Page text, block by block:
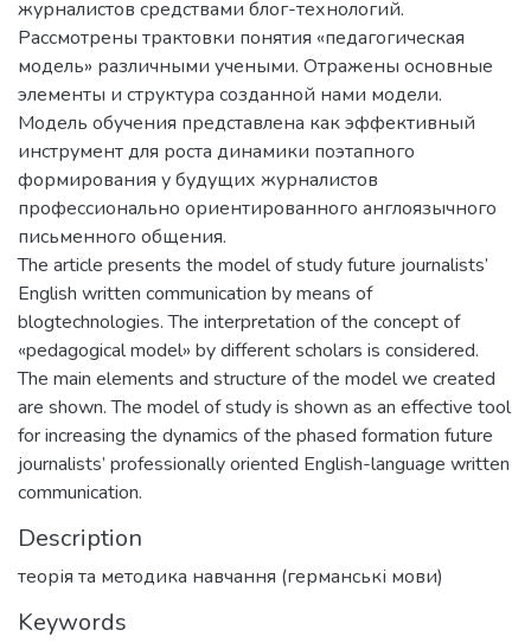
журналистов средствами блог-технологий.
Рассмотрены трактовки понятия «педагогическая
модель» различными учеными. Отражены основные
элементы и структура созданной нами модели.
Модель обучения представлена как эффективный
инструмент для роста динамики поэтапного
формирования у будущих журналистов
профессионально ориентированного англоязычного
письменного общения.
The article presents the model of study future journalists’
English written communication by means of
blogtechnologies. The interpretation of the concept of
«pedagogical model» by different scholars is considered.
The main elements and structure of the model we created
are shown. The model of study is shown as an effective tool
for increasing the dynamics of the phased formation future
journalists’ professionally oriented English-language written
communication.
Description
теорія та методика навчання (германські мови)
Keywords